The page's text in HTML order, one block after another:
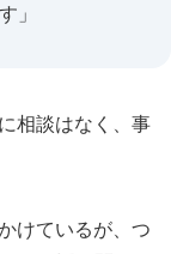
」
相談はなく、事
けているが、つ